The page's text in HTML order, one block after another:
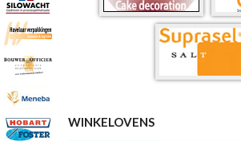
WINKELOVENS